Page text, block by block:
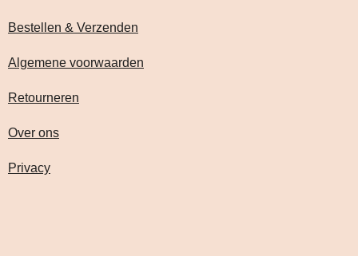
Bestellen & Verzenden
Algemene voorwaarden
Retourneren
Over ons
Privacy